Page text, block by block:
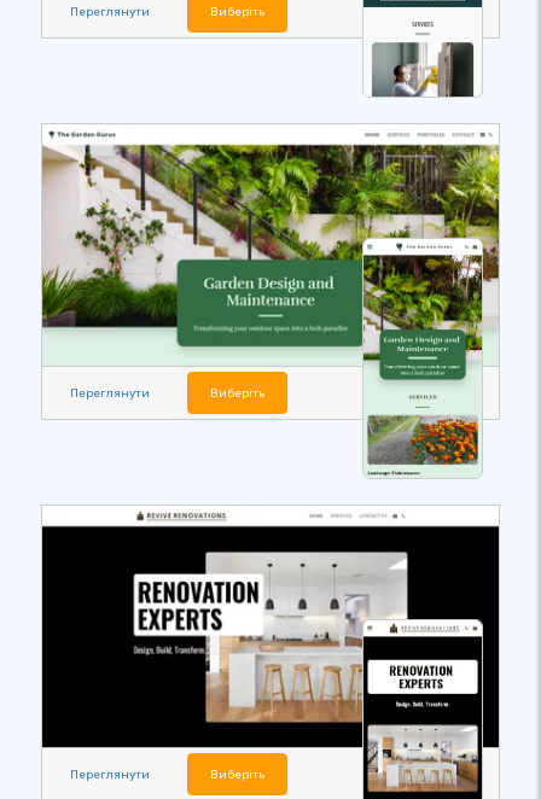
Переглянути Виберіть
Переглянути Виберіть
Переглянути Виберіть